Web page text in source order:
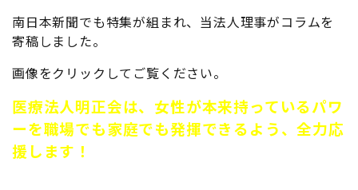
南日本新聞でも特集が組まれ、当法人理事がコラムを
寄稿しました。
画像をクリックしてご覧ください。
医療法人明正会は、女性が本来持っているパワ
ーを職場でも家庭でも発揮できるよう、全力応
援します！